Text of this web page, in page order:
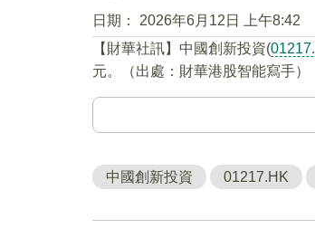
日期：
2026年6月12日 上午8:42
【財華社訊】中國創新投資(
元。（出處：財華港股智能寫手）
中國創新投資 01217.HK